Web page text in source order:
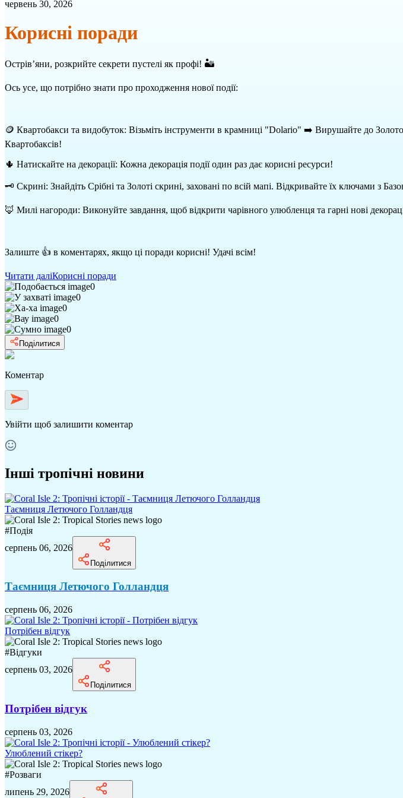
червень 30, 2026
Корисні поради
Острів’яни, розкрийте секрети пустелі як профі! 🏜️
Ось усе, що потрібно знати про проходження нової події:
🪙 Квартобакси та видобуток: Візьміть інструменти в крамниці "Dolario" ➡️ Вирушайте до
Квартобаксів!
🌵 Натискайте на декорації: Кожна декорація події один раз дає корисні ресурси!
🗝️ Скрині: Знайдіть Срібні та Золоті скрині, заховані по всій мапі. Відкривайте їх ключами з
🦊 Милі нагороди: Виконуйте завдання, щоб відкрити чарівного улюбленця та гарні нові
Залиште 👍 в коментарях, якщо ці поради корисні! Удачі всім!
Читати даліКорисні поради
0
0
0
0
0
Поділитися
Коментар
Увійти щоб залишити коментар
Інші тропічні новини
Таємниця Летючого Голландця
#Подія
серпень 06, 2026
Поділитися
Таємниця Летючого Голландця
серпень 06, 2026
Потрібен відгук
#Відгуки
серпень 03, 2026
Поділитися
Потрібен відгук
серпень 03, 2026
Улюблений стікер?
#Розваги
липень 29, 2026